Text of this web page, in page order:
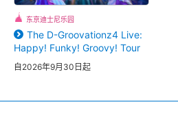
东京迪士尼乐园
The D-Groovationz4 Live:
Happy! Funky! Groovy! Tour
自2026年9月30日起